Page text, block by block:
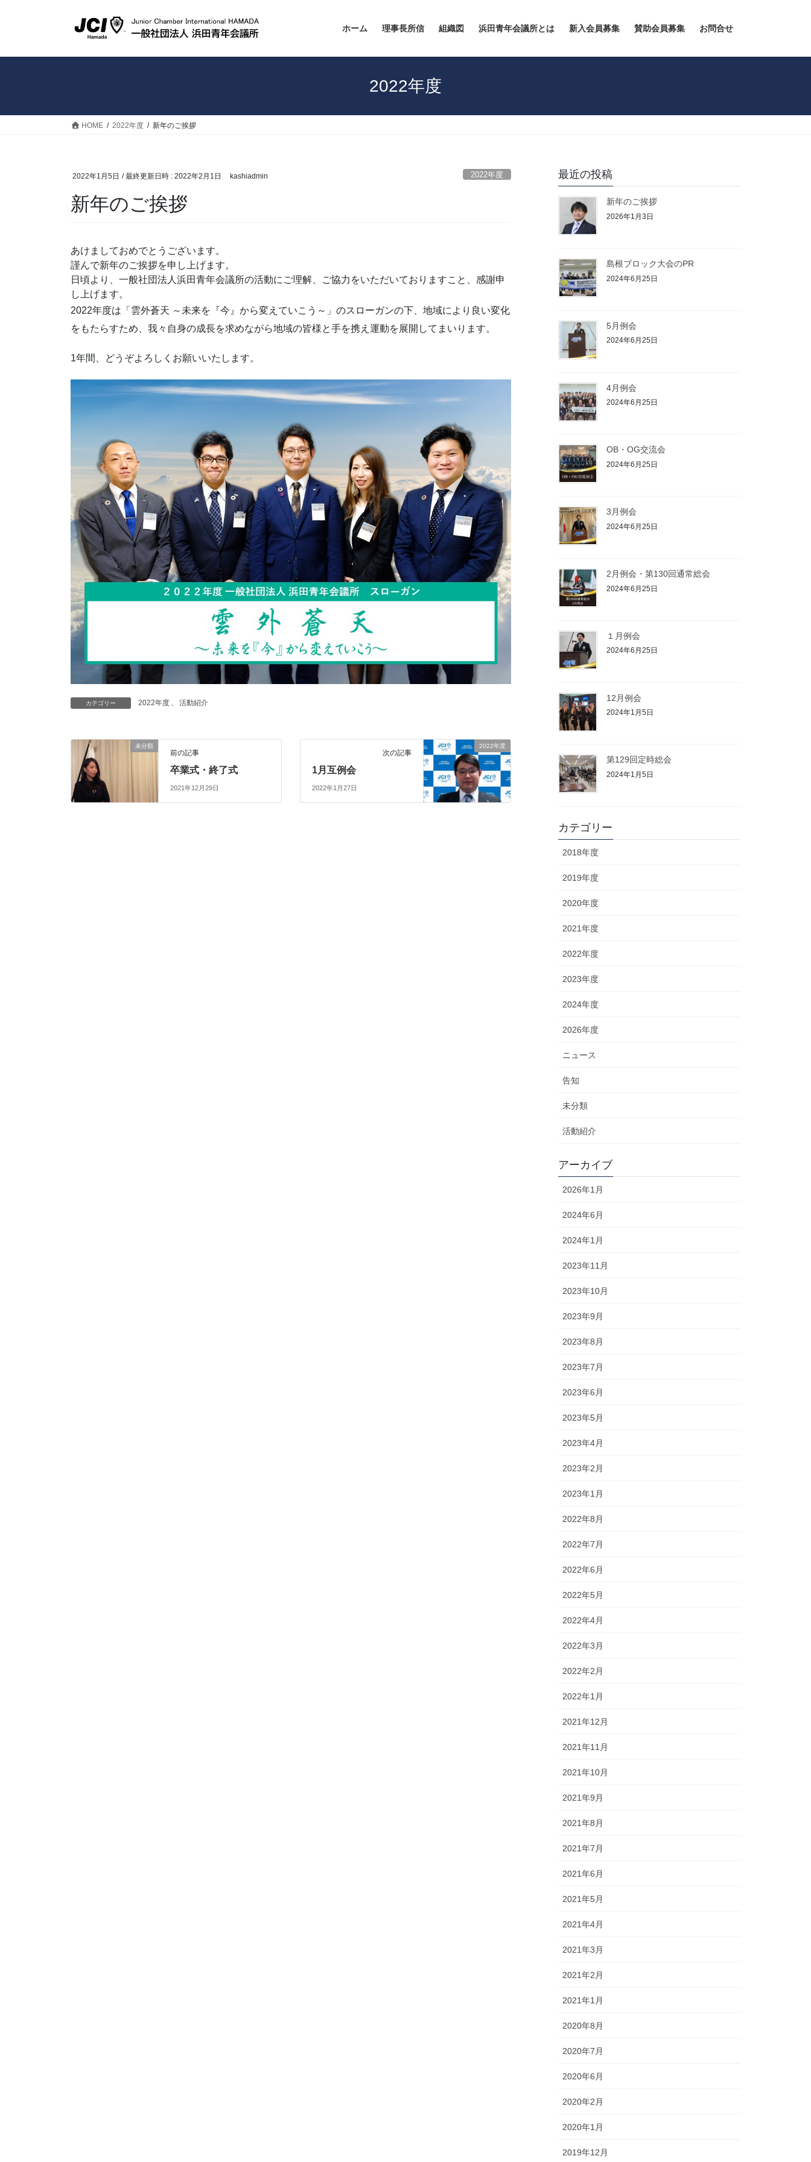
ホーム 理事長所信 組織図 浜田青年会議所とは 新入会員募集 賛助会員募集 お問合せ
2022年度
HOME 2022年度 新年のご挨拶
2022年1月5日 / 最終更新日時 : 2022年2月1日 kashiadmin 2022年度
新年のご挨拶
あけましておめでとうございます。
謹んで新年のご挨拶を申し上げます。
日頃より、一般社団法人浜田青年会議所の活動にご理解、ご協力をいただいておりますこと、感謝申
し上げます。
2022年度は「雲外蒼天 ～未来を『今』から変えていこう～」のスローガンの下、地域により良い変化
をもたらすため、我々自身の成長を求めながら地域の皆様と手を携え運動を展開してまいります。
1年間、どうぞよろしくお願いいたします。
カテゴリー 2022年度 、 活動紹介
未分類
前の記事
卒業式・終了式
2021年12月29日
2022年度
次の記事
1月互例会
2022年1月27日
最近の投稿
新年のご挨拶
2026年1月3日
島根ブロック大会のPR
2024年6月25日
5月例会
2024年6月25日
4月例会
2024年6月25日
OB・OG交流会
2024年6月25日
3月例会
2024年6月25日
2月例会・第130回通常総会
2024年6月25日
１月例会
2024年6月25日
12月例会
2024年1月5日
第129回定時総会
2024年1月5日
カテゴリー
2018年度
2019年度
2020年度
2021年度
2022年度
2023年度
2024年度
2026年度
ニュース
告知
未分類
活動紹介
アーカイブ
2026年1月
2024年6月
2024年1月
2023年11月
2023年10月
2023年9月
2023年8月
2023年7月
2023年6月
2023年5月
2023年4月
2023年2月
2023年1月
2022年8月
2022年7月
2022年6月
2022年5月
2022年4月
2022年3月
2022年2月
2022年1月
2021年12月
2021年11月
2021年10月
2021年9月
2021年8月
2021年7月
2021年6月
2021年5月
2021年4月
2021年3月
2021年2月
2021年1月
2020年8月
2020年7月
2020年6月
2020年2月
2020年1月
2019年12月